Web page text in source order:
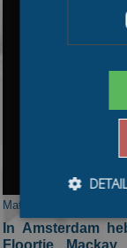
Mats Stoltenborg
In Amsterdam
Floortje